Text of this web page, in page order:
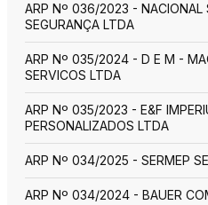
ARP Nº 036/2023 - NACIONAL
SEGURANÇA LTDA
ARP Nº 035/2024 - D E M -
SERVICOS LTDA
ARP Nº 035/2023 - E&F
PERSONALIZADOS LTDA
ARP Nº 034/2025 - SERMEP
ARP Nº 034/2024 - BAUER